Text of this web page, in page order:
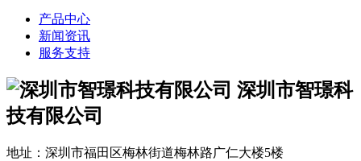
产品中心
新闻资讯
服务支持
深圳市智璟科
技有限公司
地址：深圳市福田区梅林街道梅林路广仁大楼5楼